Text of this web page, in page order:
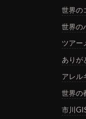
世界の
世界の
ツアー
ありが
アレル
世界の
市川